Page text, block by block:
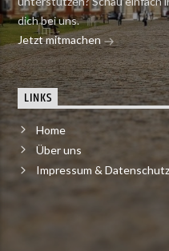
dich bei uns.
Jetzt mitmachen
LINKS
Home
Über uns
Impressum &